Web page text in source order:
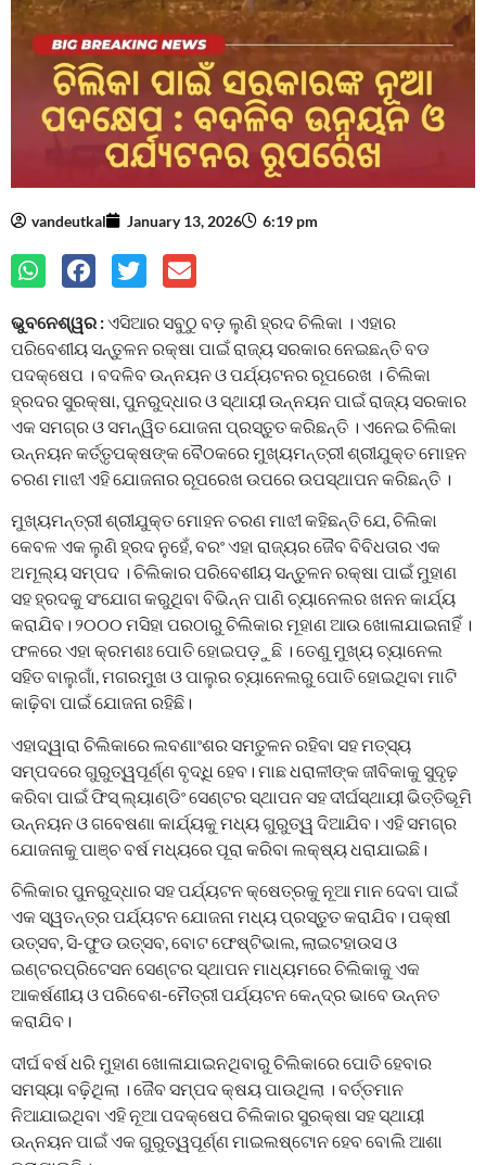
vandeutkal January 13, 2026 6:19 pm
ଭୁବନେଶ୍ୱର :ଏସିଆର ସବୁଠୁ ବଡ଼ ଲୁଣି ହ୍ରଦ ଚିଲିକା । ଏହାର
ପରିବେଶୀୟ ସନ୍ତୁଳନ ରକ୍ଷା ପାଇଁ ରାଜ୍ୟ ସରକାର ନେଇଛନ୍ତି ବଡ
ପଦକ୍ଷେପ । ବଦଳିବ ଉନ୍ନୟନ ଓ ପର୍ଯ୍ୟଟନର ରୂପରେଖ । ଚିଲିକା
ହ୍ରଦର ସୁରକ୍ଷା, ପୁନରୁଦ୍ଧାର ଓ ସ୍ଥାୟୀ ଉନ୍ନୟନ ପାଇଁ ରାଜ୍ୟ ସରକାର
ଏକ ସମଗ୍ର ଓ ସମନ୍ୱିତ ଯୋଜନା ପ୍ରସ୍ତୁତ କରିଛନ୍ତି । ଏନେଇ ଚିଲିକା
ଉନ୍ନୟନ କର୍ତ୍ତୃପକ୍ଷଙ୍କ ବୈଠକରେ ମୁଖ୍ୟମନ୍ତ୍ରୀ ଶ୍ରୀଯୁକ୍ତ ମୋହନ
ଚରଣ ମାଝୀ ଏହି ଯୋଜନାର ରୂପରେଖ ଉପରେ ଉପସ୍ଥାପନ କରିଛନ୍ତି ।
ମୁଖ୍ୟମନ୍ତ୍ରୀ ଶ୍ରୀଯୁକ୍ତ ମୋହନ ଚରଣ ମାଝୀ କହିଛନ୍ତି ଯେ, ଚିଲିକା
କେବଳ ଏକ ଲୁଣି ହ୍ରଦ ନୁହେଁ, ବରଂ ଏହା ରାଜ୍ୟର ଜୈବ ବିବିଧତାର ଏକ
ଅମୂଲ୍ୟ ସମ୍ପଦ । ଚିଲିକାର ପରିବେଶୀୟ ସନ୍ତୁଳନ ରକ୍ଷା ପାଇଁ ମୁହାଣ
ସହ ହ୍ରଦକୁ ସଂଯୋଗ କରୁଥିବା ବିଭିନ୍ନ ପାଣି ଚ୍ୟାନେଲର ଖନନ କାର୍ଯ୍ୟ
କରାଯିବ। ୨୦୦୦ ମସିହା ପରଠାରୁ ଚିଲିକାର ମୂହାଣ ଆଉ ଖୋଳାଯାଇନାହିଁ ।
ଫଳରେ ଏହା କ୍ରମଶଃ ପୋତି ହୋଇପଡ଼ୁଛି । ତେଣୁ ମୁଖ୍ୟ ଚ୍ୟାନେଲ
ସହିତ ବାଲୁଗାଁ, ମଗରମୁଖ ଓ ପାଲୁର ଚ୍ୟାନେଲରୁ ପୋତି ହୋଇଥିବା ମାଟି
କାଢ଼ିବା ପାଇଁ ଯୋଜନା ରହିଛି।
ଏହାଦ୍ୱାରା ଚିଲିକାରେ ଲବଣାଂଶର ସମତୁଳନ ରହିବା ସହ ମତ୍ସ୍ୟ
ସମ୍ପଦରେ ଗୁରୁତ୍ୱପୂର୍ଣ୍ଣ ବୃଦ୍ଧି ହେବ। ମାଛ ଧରାଳୀଙ୍କ ଜୀବିକାକୁ ସୁଦୃଢ଼
କରିବା ପାଇଁ ଫିସ୍ ଲ୍ୟାଣ୍ଡିଂ ସେଣ୍ଟର ସ୍ଥାପନ ସହ ଦୀର୍ଘସ୍ଥାୟୀ ଭିତ୍ତିଭୂମି
ଉନ୍ନୟନ ଓ ଗବେଷଣା କାର୍ଯ୍ୟକୁ ମଧ୍ୟ ଗୁରୁତ୍ୱ ଦିଆଯିବ। ଏହି ସମଗ୍ର
ଯୋଜନାକୁ ପାଞ୍ଚ ବର୍ଷ ମଧ୍ୟରେ ପୂରା କରିବା ଲକ୍ଷ୍ୟ ଧରାଯାଇଛି।
ଚିଲିକାର ପୁନରୁଦ୍ଧାର ସହ ପର୍ଯ୍ୟଟନ କ୍ଷେତ୍ରକୁ ନୂଆ ମାନ ଦେବା ପାଇଁ
ଏକ ସ୍ୱତନ୍ତ୍ର ପର୍ଯ୍ୟଟନ ଯୋଜନା ମଧ୍ୟ ପ୍ରସ୍ତୁତ କରାଯିବ। ପକ୍ଷୀ
ଉତ୍ସବ, ସି-ଫୁଡ ଉତ୍ସବ, ବୋଟ ଫେଷ୍ଟିଭାଲ, ଲାଇଟହାଉସ ଓ
ଇଣ୍ଟରପ୍ରିଟେସନ ସେଣ୍ଟର ସ୍ଥାପନ ମାଧ୍ୟମରେ ଚିଲିକାକୁ ଏକ
ଆକର୍ଷଣୀୟ ଓ ପରିବେଶ-ମୈତ୍ରୀ ପର୍ଯ୍ୟଟନ କେନ୍ଦ୍ର ଭାବେ ଉନ୍ନତ
କରାଯିବ।
ଦୀର୍ଘ ବର୍ଷ ଧରି ମୁହାଣ ଖୋଳାଯାଇନଥିବାରୁ ଚିଲିକାରେ ପୋତି ହେବାର
ସମସ୍ୟା ବଢ଼ିଥିଲା । ଜୈବ ସମ୍ପଦ କ୍ଷୟ ପାଉଥିଲା । ବର୍ତ୍ତମାନ
ନିଆଯାଇଥିବା ଏହି ନୂଆ ପଦକ୍ଷେପ ଚିଲିକାର ସୁରକ୍ଷା ସହ ସ୍ଥାୟୀ
ଉନ୍ନୟନ ପାଇଁ ଏକ ଗୁରୁତ୍ୱପୂର୍ଣ୍ଣ ମାଇଲଷ୍ଟୋନ ହେବ ବୋଲି ଆଶା